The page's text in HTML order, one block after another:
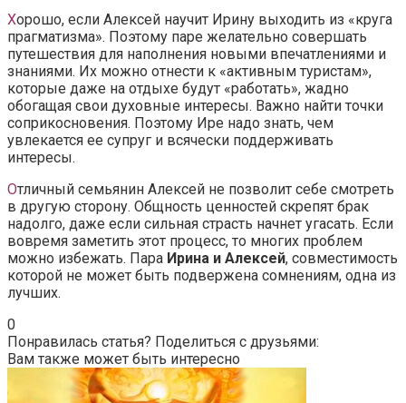
Хорошо, если Алексей научит Ирину выходить из «круга
прагматизма». Поэтому паре желательно совершать
путешествия для наполнения новыми впечатлениями и
знаниями. Их можно отнести к «активным туристам»,
которые даже на отдыхе будут «работать», жадно
обогащая свои духовные интересы. Важно найти точки
соприкосновения. Поэтому Ире надо знать, чем
увлекается ее супруг и всячески поддерживать
интересы.
Отличный семьянин Алексей не позволит себе смотреть
в другую сторону. Общность ценностей скрепят брак
надолго, даже если сильная страсть начнет угасать. Если
вовремя заметить этот процесс, то многих проблем
можно избежать. Пара Ирина и Алексей, совместимость
которой не может быть подвержена сомнениям, одна из
лучших.
0
Понравилась статья? Поделиться с друзьями:
Вам также может быть интересно